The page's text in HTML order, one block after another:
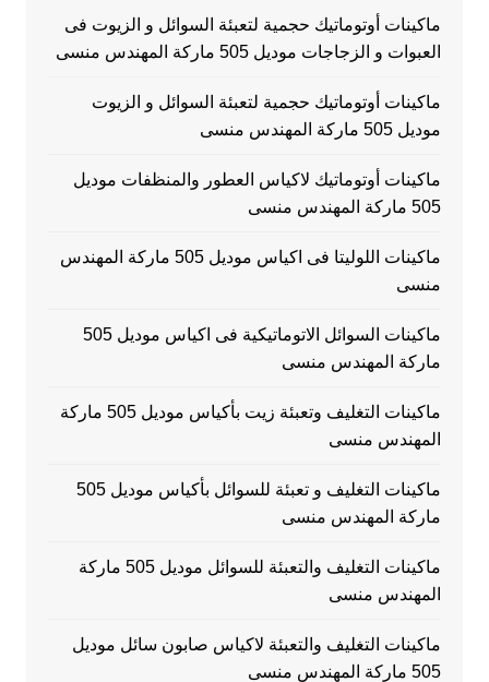
ماكينات أوتوماتيك حجمية لتعبئة السوائل و الزيوت فى
العبوات و الزجاجات موديل 505 ماركة المهندس منسى
ماكينات أوتوماتيك حجمية لتعبئة السوائل و الزيوت
موديل 505 ماركة المهندس منسى
ماكينات أوتوماتيك لاكياس العطور والمنظفات موديل
505 ماركة المهندس منسى
ماكينات اللوليتا فى اكياس موديل 505 ماركة المهندس
منسى
ماكينات السوائل الاتوماتيكية فى اكياس موديل 505
ماركة المهندس منسى
ماكينات التغليف وتعبئة زيت بأكياس موديل 505 ماركة
المهندس منسى
ماكينات التغليف و تعبئة للسوائل بأكياس موديل 505
ماركة المهندس منسى
ماكينات التغليف والتعبئة للسوائل موديل 505 ماركة
المهندس منسى
ماكينات التغليف والتعبئة لاكياس صابون سائل موديل
505 ماركة المهندس منسى